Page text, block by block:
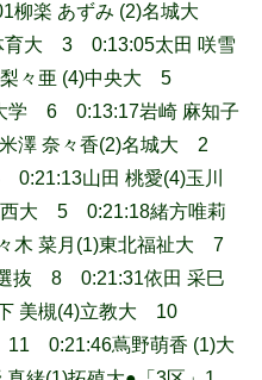
柳楽 あずみ (2)名城大
育大 3 0:13:05太田 咲雪
々亜 (4)中央大 5
学 6 0:13:17岩崎 麻知子
澤 奈々香(2)名城大 2
山田 桃愛(4)玉川
大 5 0:21:18緒方唯莉
木 菜月(1)東北福祉大 7
選抜 8 0:21:31依田 采巳
美槻(4)立教大 10
11 0:21:46蔦野萌香 (1)大